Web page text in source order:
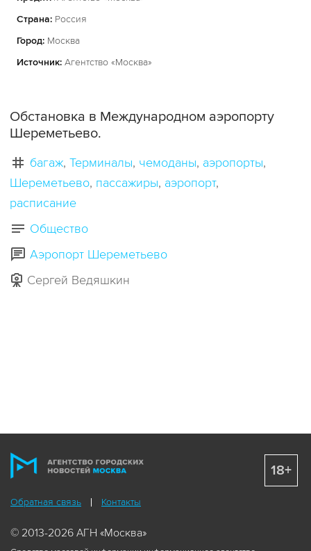
Страна: Россия
Город: Москва
Источник: Агентство «Москва»
Обстановка в Международном аэропорту
Шереметьево.
багаж Терминалы чемоданы аэропорты
Шереметьево пассажиры аэропорт
расписание
Общество
Аэропорт Шереметьево
Сергей Ведяшкин
Обратная связь Контакты
© 2013-2026 АГН «Москва»
18+